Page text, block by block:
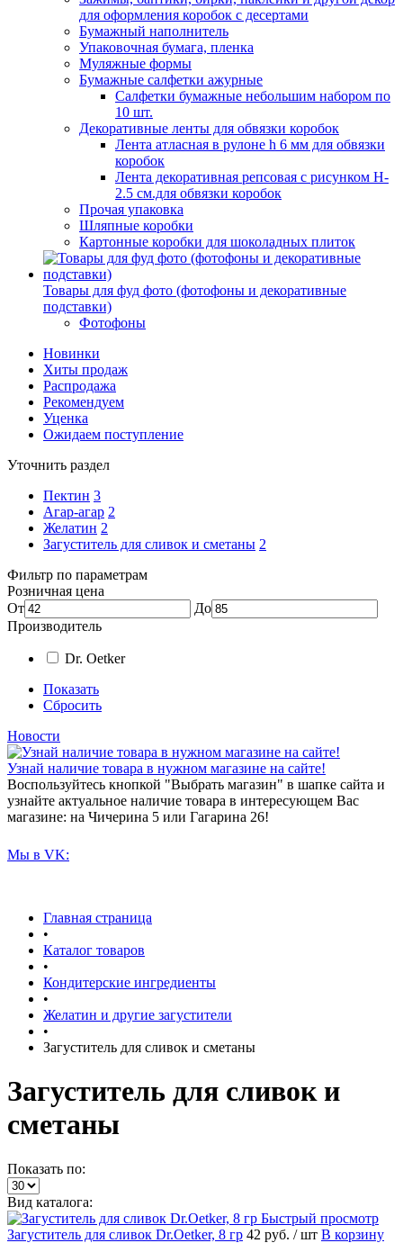
для оформления коробок с десертами
Бумажный наполнитель
Упаковочная бумага, пленка
Муляжные формы
Бумажные салфетки ажурные
Салфетки бумажные небольшим набором по
10 шт.
Декоративные ленты для обвязки коробок
Лента атласная в рулоне h 6 мм для обвязки
коробок
Лента декоративная репсовая с рисунком H-
2.5 см.для обвязки коробок
Прочая упаковка
Шляпные коробки
Картонные коробки для шоколадных плиток
Товары для фуд фото (фотофоны и декоративные
подставки)
Фотофоны
Новинки
Хиты продаж
Распродажа
Рекомендуем
Уценка
Ожидаем поступление
Уточнить раздел
Пектин 3
Агар-агар 2
Желатин 2
Загуститель для сливок и сметаны 2
Фильтр по параметрам
Розничная цена
От
До
Производитель
Dr. Oetker
Показать
Сбросить
Новости
Узнай наличие товара в нужном магазине на сайте!
Воспользуйтесь кнопкой "Выбрать магазин" в шапке сайта и
узнайте актуальное наличие товара в интересующем Вас
магазине: на Чичерина 5 или Гагарина 26!
Мы в VK:
Главная страница
•
Каталог товаров
•
Кондитерские ингредиенты
•
Желатин и другие загустители
•
Загуститель для сливок и сметаны
Загуститель для сливок и
сметаны
Показать по:
Вид каталога:
Быстрый просмотр
Загуститель для сливок Dr.Oetker, 8 гр 42 руб. / шт В корзину